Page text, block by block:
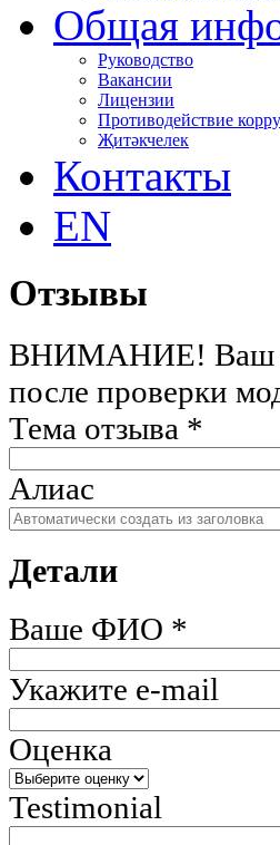
Общая
Руководство
Вакансии
Лицензии
Противодействие
Җитәкчелек
Контакты
EN
Отзывы
ВНИМАНИЕ! Ваш
после проверки
Тема отзыва *
Алиас
Детали
Ваше ФИО *
Укажите e-mail
Оценка
Testimonial